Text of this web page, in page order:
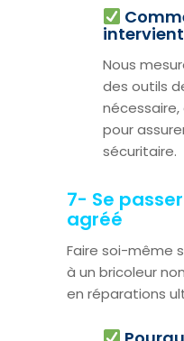
Nous
des outils
pour
sécuritaire.
7- Se
agréé
Faire soi-même
à un bricoleur
en réparations